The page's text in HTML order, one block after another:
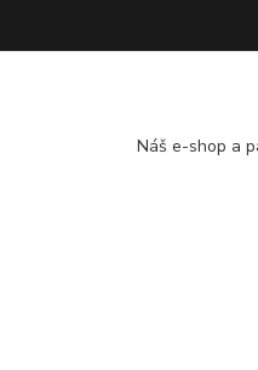
Náš e-shop a